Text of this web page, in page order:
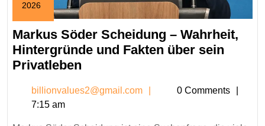
2026
5,
2026
Markus Söder Scheidung – Wahrheit,
Hintergründe und Fakten über sein
Privatleben
Scheidung
billionvalues2@gmail.com
0 Comments
7:15 am